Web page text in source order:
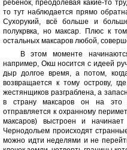
ребёнок, преодолевая какие-то
то тут наблюдается прямо
Сухорукий, всё больше и
полукрвка, но максар. Плюс к
остальных максаров любой,
В этом моменте
например, Окш носится с идеей
дыр долгое время, а потом,
возвращается к тому острову,
жестянщиков разграблена, а
в страну максаров он на это
отправляется к охранному
максаров) выстроен и
Чернодольем происходят
можно идти неделями и не